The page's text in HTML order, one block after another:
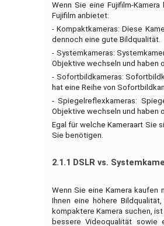
Wenn Sie eine Fujifilm-
Fujifilm anbietet:
- Kompaktkameras: Diese
dennoch eine gute Bildqualität.
- Systemkameras:
Objektive wechseln und haben
- Sofortbildkameras:
hat eine Reihe von
- Spiegelreflexkameras:
Objektive wechseln und haben
Egal für welche Kameraart Sie
Sie benötigen.
2.1.1 DSLR vs.
Wenn Sie eine Kamera kaufen
Ihnen eine höhere
kompaktere Kamera suchen,
bessere Videoqualität sowie